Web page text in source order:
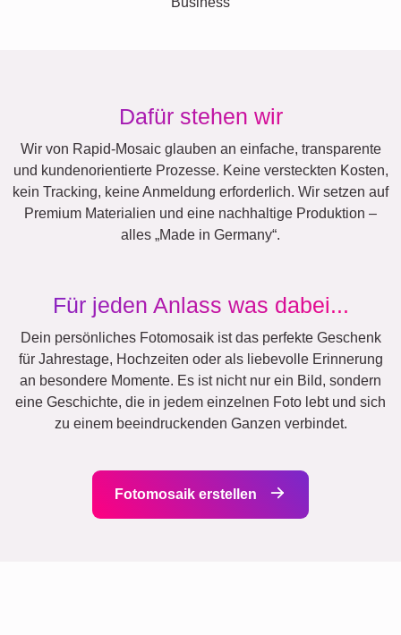
Dafür stehen wir
Wir von Rapid-Mosaic glauben an einfache, transparente
und kundenorientierte Prozesse. Keine versteckten Kosten,
kein Tracking, keine Anmeldung erforderlich. Wir setzen auf
Premium Materialien und eine nachhaltige Produktion –
alles „Made in Germany“.
Für jeden Anlass was dabei...
Dein persönliches Fotomosaik ist das perfekte Geschenk
für Jahrestage, Hochzeiten oder als liebevolle Erinnerung
an besondere Momente. Es ist nicht nur ein Bild, sondern
eine Geschichte, die in jedem einzelnen Foto lebt und sich
zu einem beeindruckenden Ganzen verbindet.
Fotomosaik erstellen